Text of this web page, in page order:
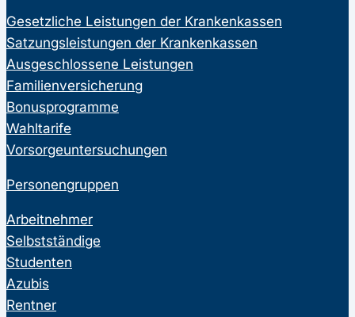
Gesetzliche Leistungen der Krankenkassen
Satzungsleistungen der Krankenkassen
Ausgeschlossene Leistungen
Familienversicherung
Bonusprogramme
Wahltarife
Vorsorgeuntersuchungen
Personengruppen
Arbeitnehmer
Selbstständige
Studenten
Azubis
Rentner